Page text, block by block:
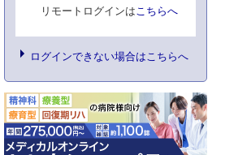
リモートログインはこちらへ
ログインできない場合はこちらへ